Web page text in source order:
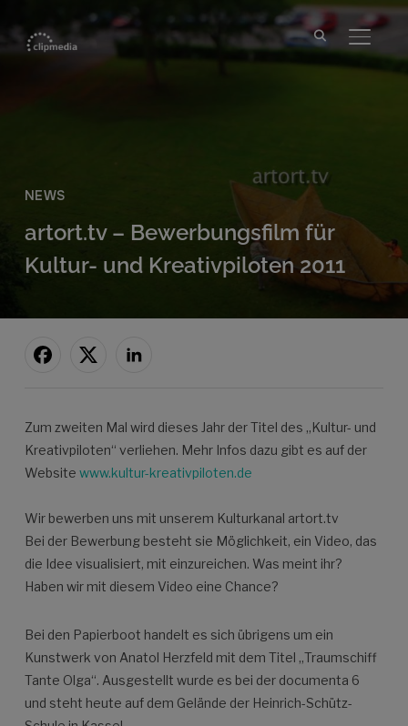
NEWS
artort.tv – Bewerbungsfilm für
Kultur- und Kreativpiloten 2011
Zum zweiten Mal wird dieses Jahr der Titel des „Kultur- und
Kreativpiloten“ verliehen. Mehr Infos dazu gibt es auf der
Website www.kultur-kreativpiloten.de
Wir bewerben uns mit unserem Kulturkanal artort.tv
Bei der Bewerbung besteht sie Möglichkeit, ein Video, das
die Idee visualisiert, mit einzureichen. Was meint ihr?
Haben wir mit diesem Video eine Chance?
Bei den Papierboot handelt es sich übrigens um ein
Kunstwerk von Anatol Herzfeld mit dem Titel „Traumschiff
Tante Olga“. Ausgestellt wurde es bei der documenta 6
und steht heute auf dem Gelände der Heinrich-Schütz-